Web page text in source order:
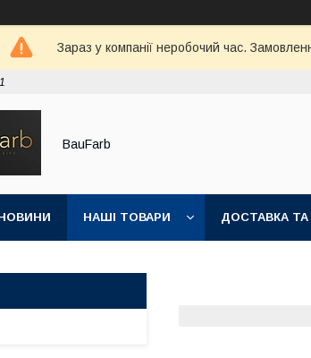
Зараз у компанії неробочий час.
BauFarb
НАШІ ТОВАРИ ДОСТАВКА